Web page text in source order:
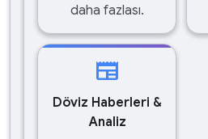
daha fazlası.
newspaper
Döviz Haberleri &
Analiz